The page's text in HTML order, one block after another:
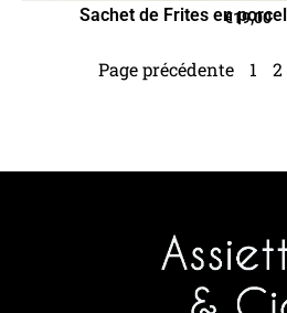
Sachet de Frites en
€19,00
Page précédente 1 2